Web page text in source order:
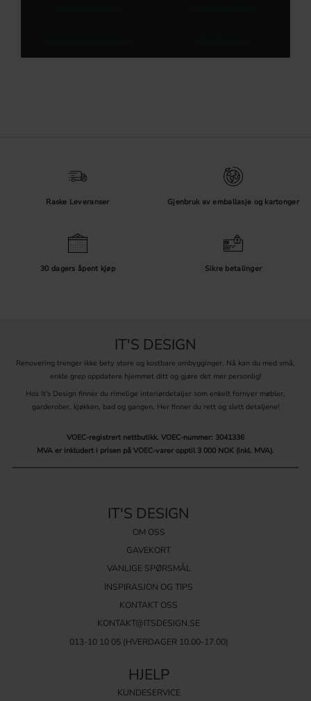
Raske Leveranser Gjenbruk av emballasje og kartonger
30 dagers åpent kjøp Sikre betalinger
IT'S DESIGN
Renovering trenger ikke bety store og kostbare ombygginger. Nå kan du med små,
enkle grep oppdatere hjemmet ditt og gjøre det mer personlig!
Hos It's Design finner du rimelige interiørdetaljer som enkelt fornyer møbler,
garderober, kjøkken, bad og gangen. Her finner du rett og slett detaljene!
VOEC-registrert nettbutikk. VOEC-nummer: 3041336
MVA er inkludert i prisen på VOEC-varer opptil 3 000 NOK (inkl. MVA).
IT'S DESIGN
OM OSS
GAVEKORT
VANLIGE SPØRSMÅL
INSPIRASJON OG TIPS
KONTAKT OSS
KONTAKT@ITSDESIGN.SE
013-10 10 05(HVERDAGER 10.00-17.00)
HJELP
KUNDESERVICE